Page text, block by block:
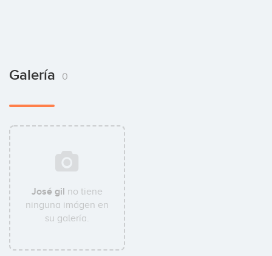
Galería 0
José gil no tiene
ninguna imágen en
su galería.